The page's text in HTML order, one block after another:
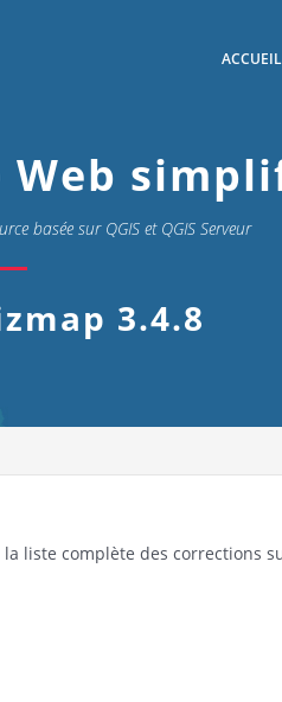
ACCUEIL
basée sur QGIS et QGIS Serveur
3.4.8
liste complète des corrections